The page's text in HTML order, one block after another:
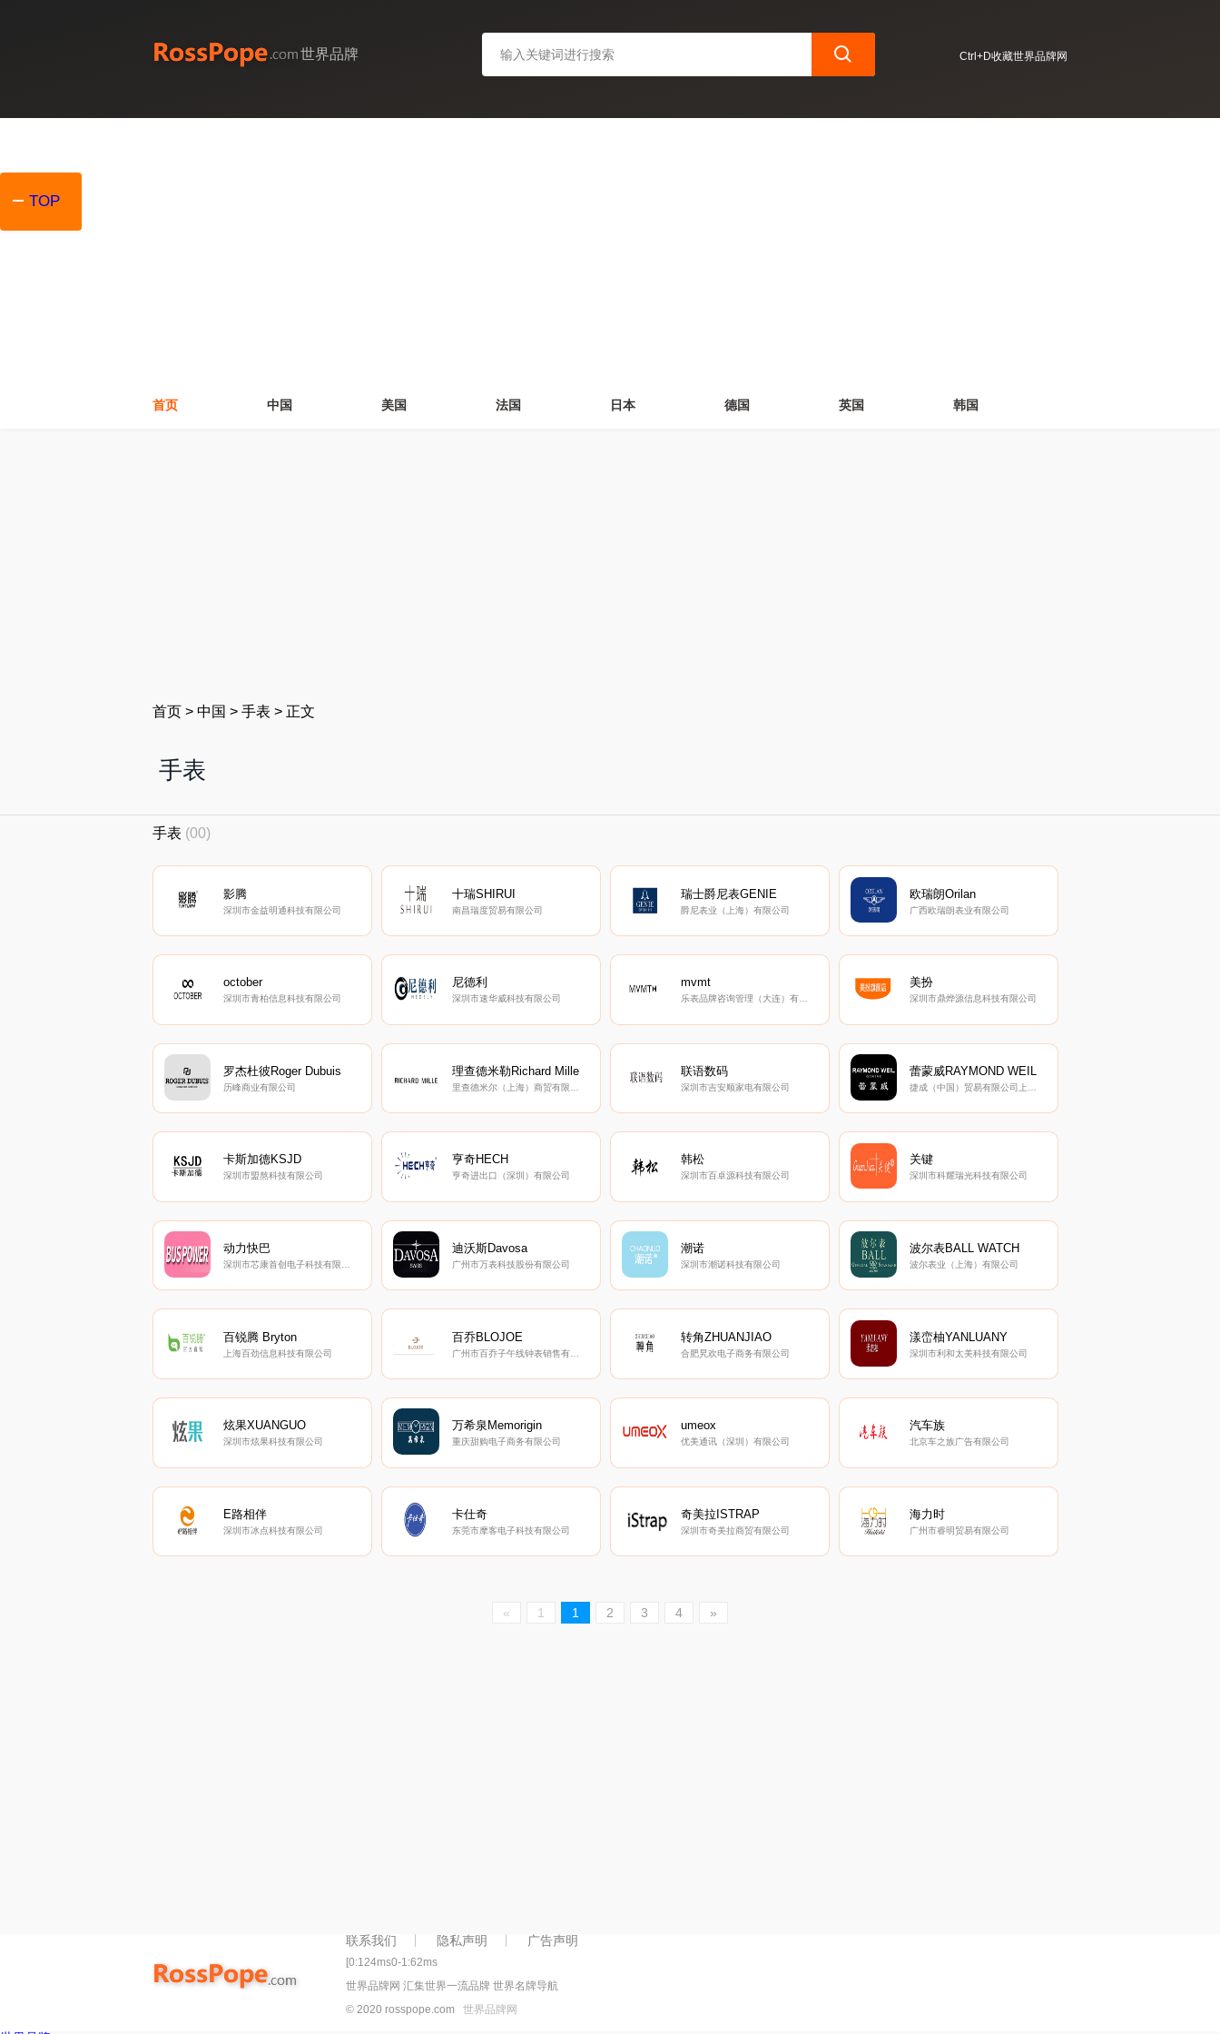
世界品牌 Ctrl+D收藏世界品牌网
首页 中国 美国 法国 日本 德国 英国 韩国
首页 > 中国 > 手表 > 正文
手表
TOP
手表 (00)
影腾
深圳市金益明通科技有限公司
十瑞SHIRUI
南昌瑞度贸易有限公司
瑞士爵尼表GENIE
爵尼表业（上海）有限公司
欧瑞朗Orilan
广西欧瑞朗表业有限公司
october
深圳市青柏信息科技有限公司
尼德利
深圳市速华威科技有限公司
mvmt 美扮
深圳市鼎烨源信息科技有限公司
罗杰杜彼Roger Dubuis
历峰商业有限公司
理查德米勒Richard Mille 联语数码
深圳市吉安顺家电有限公司
蕾蒙威RAYMOND WEIL
卡斯加德KSJD
深圳市盟熬科技有限公司
亨奇HECH
亨奇进出口（深圳）有限公司
韩松
深圳市百卓源科技有限公司
关键
深圳市科耀瑞光科技有限公司
动力快巴 迪沃斯Davosa
广州市万表科技股份有限公司
潮诺
深圳市潮诺科技有限公司
波尔表BALL WATCH
波尔表业（上海）有限公司
百锐腾 Bryton
上海百劲信息科技有限公司
百乔BLOJOE 转角ZHUANJIAO
合肥旯欢电子商务有限公司
漾峦柚YANLUANY
深圳市利和太美科技有限公司
炫果XUANGUO
深圳市炫果科技有限公司
万希泉Memorigin
重庆甜购电子商务有限公司
umeox
优美通讯（深圳）有限公司
汽车族
北京车之族广告有限公司
E路相伴
深圳市冰点科技有限公司
卡仕奇
东莞市摩客电子科技有限公司
奇美拉ISTRAP
深圳市奇美拉商贸有限公司
海力时
广州市睿明贸易有限公司
« 1 1 2 3 4 »
联系我们 隐私声明 广告声明
[0:124ms0-1:62ms
世界品牌网 汇集世界一流品牌 世界名牌导航
© 2020 rosspope.com世界品牌网